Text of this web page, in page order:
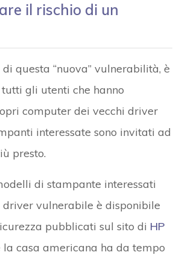
il rischio di un
questa “nuova” vulnerabilità, è
gli utenti che hanno
computer dei vecchi driver
interessate sono invitati ad
presto.
di stampante interessati
vulnerabile è disponibile
pubblicati sul sito di HP
la casa americana ha da tempo